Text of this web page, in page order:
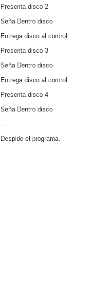
Presenta disco 2
Seña Dentro disco
Entrega disco al control.
Presenta disco 3
Seña Dentro disco
Entrega disco al control.
Presenta disco 4
Seña Dentro disco
...
Despide el programa.